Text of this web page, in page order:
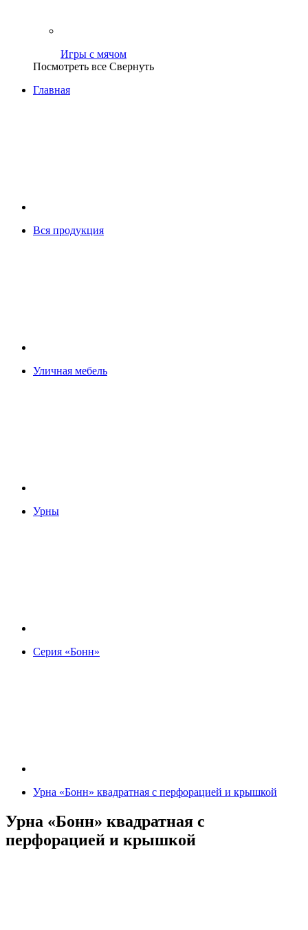
Игры с мячом
Посмотреть все Свернуть
Главная
Вся продукция
Уличная мебель
Урны
Серия «Бонн»
Урна «Бонн» квадратная с перфорацией и крышкой
Урна «Бонн» квадратная с
перфорацией и крышкой